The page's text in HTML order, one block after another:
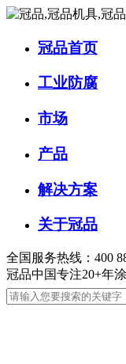
冠品首页
工业防腐
市场
产品
解决方案
关于冠品
全国服务热线：400
冠品中国专注20+年